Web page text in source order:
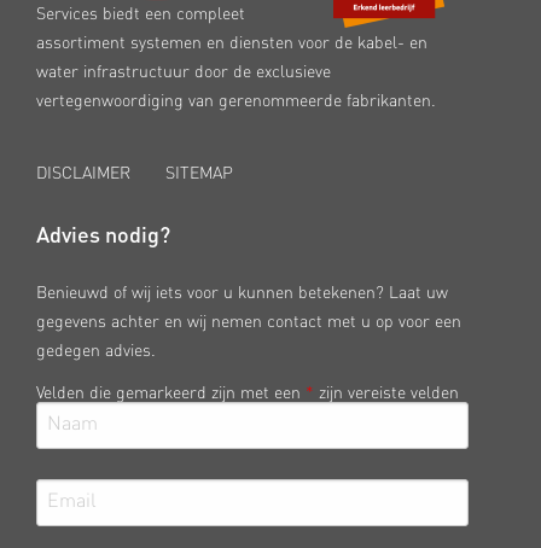
Services biedt een compleet
assortiment systemen en diensten voor de kabel- en
water infrastructuur door de exclusieve
vertegenwoordiging van gerenommeerde fabrikanten.
DISCLAIMER SITEMAP
Advies nodig?
Benieuwd of wij iets voor u kunnen betekenen? Laat uw
gegevens achter en wij nemen contact met u op voor een
gedegen advies.
Velden die gemarkeerd zijn met een * zijn vereiste velden